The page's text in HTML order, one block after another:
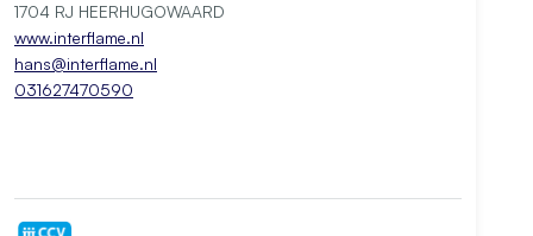
1704 RJ HEERHUGOWAARD
www.interflame.nl
hans@interflame.nl
031627470590